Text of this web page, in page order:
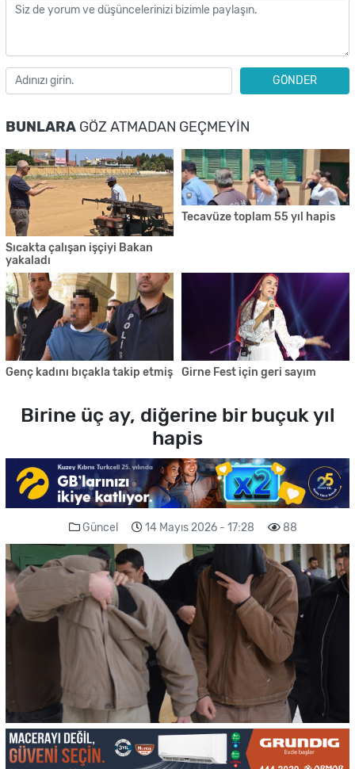
GÖNDER
BUNLARA GÖZ ATMADAN GEÇMEYIN
Sıcakta çalışan işçiyi Bakan
yakaladı
Tecavüze toplam 55 yıl hapis
Genç kadını bıçakla takip etmiş Girne Fest için geri sayım
Birine üç ay, diğerine bir buçuk yıl
hapis
Güncel 14 Mayıs 2026 - 17:28 88